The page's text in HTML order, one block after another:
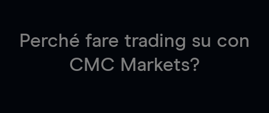
Perché fare trading su con
CMC Markets?